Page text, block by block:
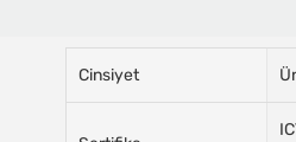
Cinsiyet